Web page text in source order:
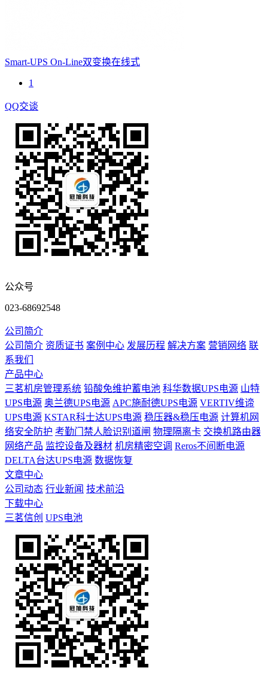
Smart-UPS On-Line双变换在线式
1
QQ交谈
公众号
023-68692548
公司简介
公司简介 资质证书 案例中心 发展历程 解决方案 营销网络 联
系我们
产品中心
三茗机房管理系统 铅酸免维护蓄电池 科华数据UPS电源 山特
UPS电源 奥兰德UPS电源 APC施耐德UPS电源 VERTIV维谛
UPS电源 KSTAR科士达UPS电源 稳压器&稳压电源 计算机网
络安全防护 考勤门禁人脸识别道闸 物理隔离卡 交换机路由器
网络产品 监控设备及器材 机房精密空调 Reros不间断电源
DELTA台达UPS电源 数据恢复
文章中心
公司动态 行业新闻 技术前沿
下载中心
三茗信创 UPS电池